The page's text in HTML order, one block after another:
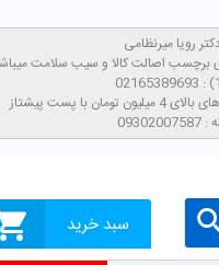
با پست پیشتاز
سبد خرید